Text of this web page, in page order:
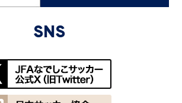
SNS